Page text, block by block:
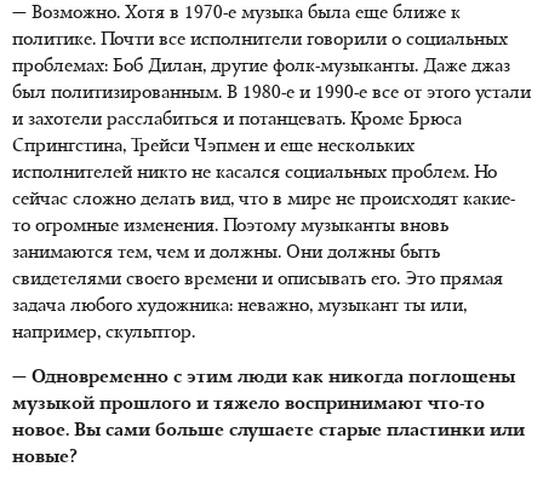
— Возможно. Хотя в 1970-е музыка была еще ближе к
политике. Почти все исполнители говорили о социальных
проблемах: Боб Дилан, другие фолк-музыканты. Даже джаз
был политизированным. В 1980-е и 1990-е все от этого устали
и захотели расслабиться и потанцевать. Кроме Брюса
Спрингстина, Трейси Чэпмен и еще нескольких
исполнителей никто не касался социальных проблем. Но
сейчас сложно делать вид, что в мире не происходят какие-
то огромные изменения. Поэтому музыканты вновь
занимаются тем, чем и должны. Они должны быть
свидетелями своего времени и описывать его. Это прямая
задача любого художника: неважно, музыкант ты или,
например, скульптор.
— Одновременно с этим люди как никогда поглощены
музыкой прошлого и тяжело воспринимают что-то
новое. Вы сами больше слушаете старые пластинки или
новые?